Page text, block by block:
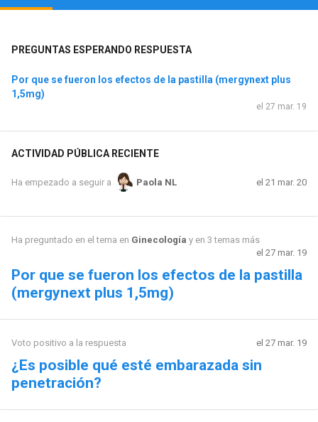
PREGUNTAS ESPERANDO RESPUESTA
Por que se fueron los efectos de la pastilla (mergynext plus
1,5mg)
el 27 mar. 19
ACTIVIDAD PÚBLICA RECIENTE
Ha empezado a seguir a Paola NL el 21 mar. 20
Ha preguntado en el tema en Ginecología y en 3 temas más
el 27 mar. 19
Por que se fueron los efectos de la pastilla
(mergynext plus 1,5mg)
Voto positivo a la respuesta el 27 mar. 19
¿Es posible qué esté embarazada sin
penetración?